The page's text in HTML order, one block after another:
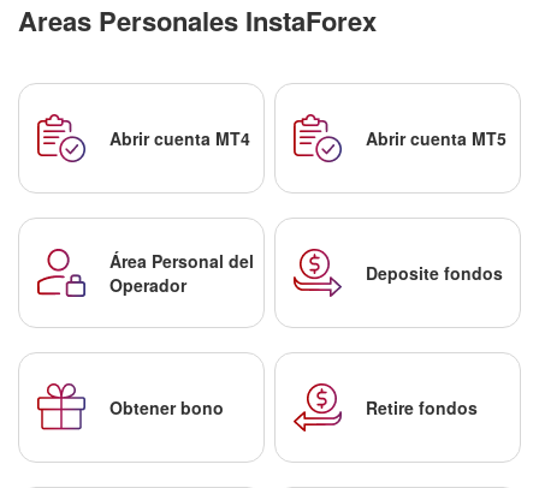
Areas Personales InstaForex
Abrir cuenta MT4 Abrir cuenta MT5
Área Personal del
Operador
Deposite fondos
Obtener bono Retire fondos